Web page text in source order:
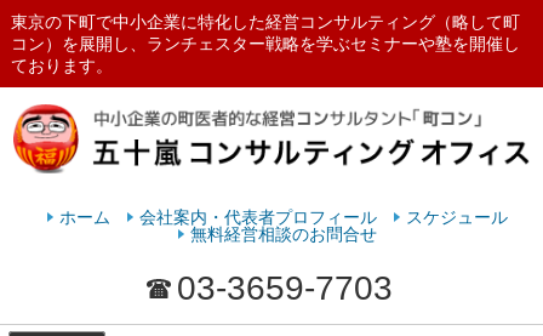
東京の下町で中小企業に特化した経営コンサルティング（略して町
コン）を展開し、ランチェスター戦略を学ぶセミナーや塾を開催し
ております。
ランチェスターの法則を学ぶなら
ホーム 会社案内・代表者プロフィール
スケジュール
無料経営相談のお問合せ
03-3659-7703